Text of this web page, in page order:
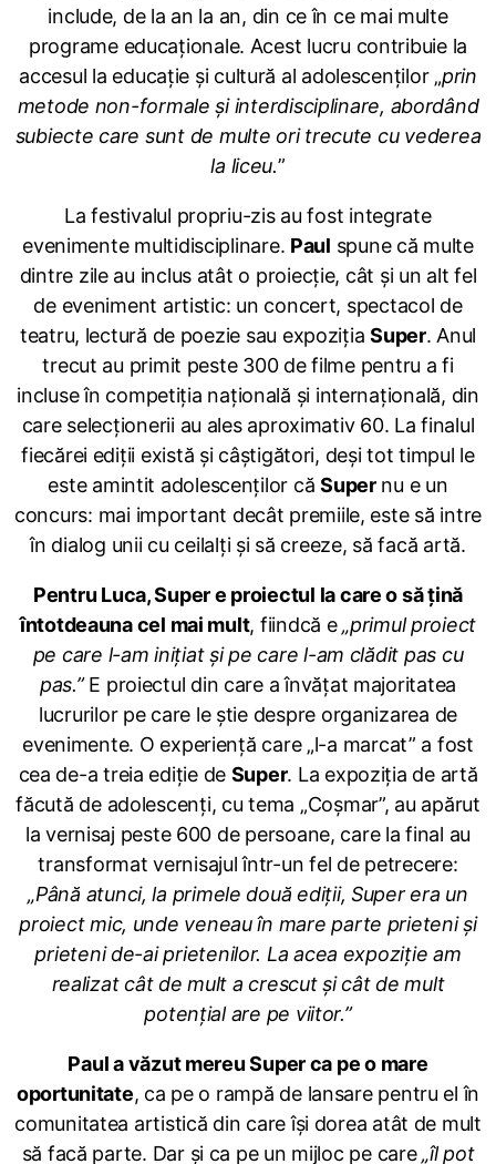
include, de la an la an, din ce în ce mai multe
programe educaționale. Acest lucru contribuie la
accesul la educație și cultură al adolescenților „prin
metode non-formale și interdisciplinare, abordând
subiecte care sunt de multe ori trecute cu vederea
la liceu.”
La festivalul propriu-zis au fost integrate
evenimente multidisciplinare. Paul spune că multe
dintre zile au inclus atât o proiecție, cât și un alt fel
de eveniment artistic: un concert, spectacol de
teatru, lectură de poezie sau expozițiaSuper. Anul
trecut au primit peste 300 de filme pentru a fi
incluse în competiția națională și internațională, din
care selecționerii au ales aproximativ 60. La finalul
fiecărei ediții există și câștigători, deși tot timpul le
este amintit adolescenților căSupernu e un
concurs: mai important decât premiile, este să intre
în dialog unii cu ceilalți și să creeze, să facă artă.
Pentru Luca, Super e proiectul la care o să țină
întotdeauna cel mai mult, fiindcă e„primul proiect
pe care l-am inițiat și pe care l-am clădit pas cu
pas.”E proiectul din care a învățat majoritatea
lucrurilor pe care le știe despre organizarea de
evenimente. O experiență care „l-a marcat” a fost
cea de-a treia ediție de Super. La expoziția de artă
făcută de adolescenți, cu tema „Coșmar”, au apărut
la vernisaj peste 600 de persoane, care la final au
transformat vernisajul într-un fel de petrecere:
„Până atunci, la primele două ediții, Super era un
proiect mic, unde veneau în mare parte prieteni și
prieteni de-ai prietenilor. La acea expoziție am
realizat cât de mult a crescut și cât de mult
potențial are pe viitor.”
Paul a văzut mereu Super ca pe o mare
oportunitate, ca pe o rampă de lansare pentru el în
comunitatea artistică din care își dorea atât de mult
să facă parte. Dar și ca pe un mijloc pe care„îl pot